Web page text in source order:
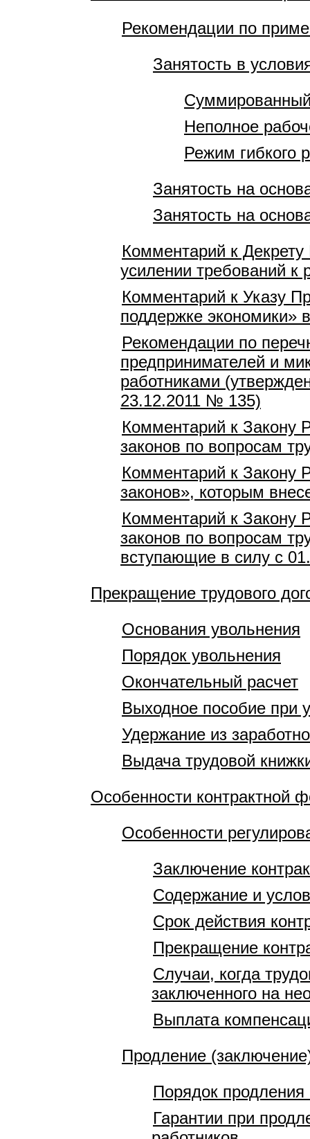
Рекомендации по
Занятость в
Неполное
Режим гибкого
Занятость на
Занятость на
Комментарий к
усилении требований к
Комментарий к Указу
поддержке экономики»
Рекомендации по
предпринимателей и
работниками
23.12.2011 № 135)
Комментарий к Закону
законов по вопросам
Комментарий к Закону
законов», которым
Комментарий к Закону
законов по вопросам
вступающие в силу с
Прекращение трудового
Основания увольнения
Порядок увольнения
Окончательный расчет
Выходное пособие при
Удержание из
Выдача трудовой
Особенности контрактной
Особенности
Заключение
Содержание и
Срок действия
Прекращение
Случаи, когда
заключенного на
Выплата
Продление
Порядок продления
Гарантии при